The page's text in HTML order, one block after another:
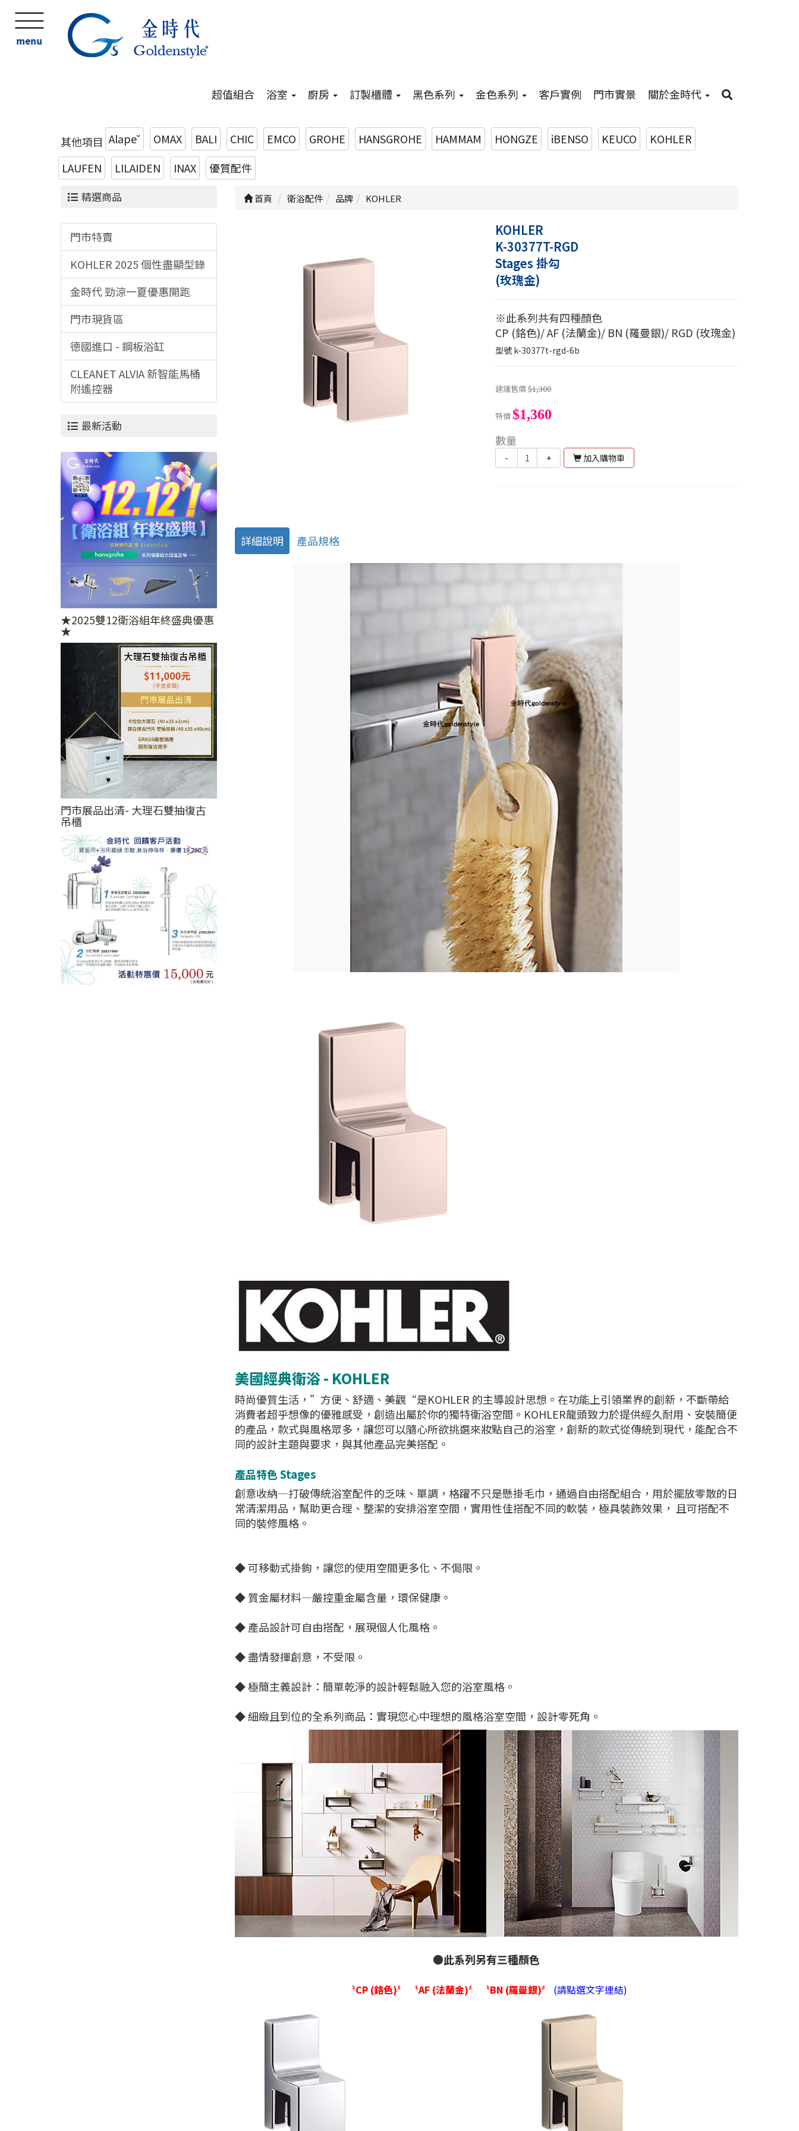
menu
超值組合 浴室 廚房 訂製櫃體 黑色系列 金色系列 客戶實例 門市實景 關於金時代
其他項目 Alape˘ OMAX BALI CHIC EMCO GROHE HANSGROHE HAMMAM HONGZE iBENSO KEUCO
KOHLER
LAUFEN
LILAIDEN INAX 優質配件
精選商品
門市特賣
KOHLER 2025 個性盡顯型錄
金時代 勁涼一夏優惠開跑
門市現貨區
德國進口 - 鋼板浴缸
CLEANET ALVIA 新智能馬桶
附遙控器
最新活動
★2025雙12衛浴組年終盛典優惠
★
門市展品出清- 大理石雙抽復古
吊櫃
首頁 衛浴配件 品牌 KOHLER
KOHLER
K-30377T-RGD
Stages 掛勾
(玫瑰金)
※此系列共有四種顏色
CP (鉻色)/ AF (法蘭金)/ BN (羅曼銀)/ RGD (玫瑰金)
型號k-30377t-rgd-6b
建議售價$1,300
特價$1,360
數量
- + 加入購物車
詳細說明 產品規格
美國經典衛浴 - KOHLER
時尚優質生活，”方便、舒適、美觀“是KOHLER 的主導設計思想。在功能上引領業界的創新，不斷帶給
消費者超乎想像的優雅感受，創造出屬於你的獨特衛浴空間。KOHLER龍頭致力於提供經久耐用、安裝簡便
的產品，款式與風格眾多，讓您可以隨心所欲挑選來妝點自己的浴室，創新的款式從傳統到現代，能配合不
同的設計主題與要求，與其他產品完美搭配。
產品特色 Stages
創意收納—打破傳統浴室配件的乏味、單調，格躍不只是懸掛毛巾，通過自由搭配組合，用於擺放零散的日
常清潔用品，幫助更合理、整潔的安排浴室空間，實用性佳搭配不同的軟裝，極具裝飾效果， 且可搭配不
同的裝修風格。
◆ 可移動式掛鉤，讓您的使用空間更多化、不侷限。
◆ 質金屬材料—嚴控重金屬含量，環保健康。
◆ 產品設計可自由搭配，展現個人化風格。
◆ 盡情發揮創意，不受限。
◆ 極簡主義設計：簡單乾淨的設計輕鬆融入您的浴室風格。
◆ 細緻且到位的全系列商品：實現您心中理想的風格浴室空間，設計零死角。
●此系列另有三種顏色
〝CP (鉻色)〞 〝AF (法蘭金)〞 〝BN (羅曼銀)〞 (請點選文字連結)